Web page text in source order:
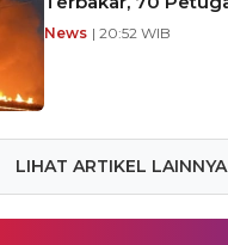
News | 20:52 WIB
LIHAT ARTIKEL LAINNYA